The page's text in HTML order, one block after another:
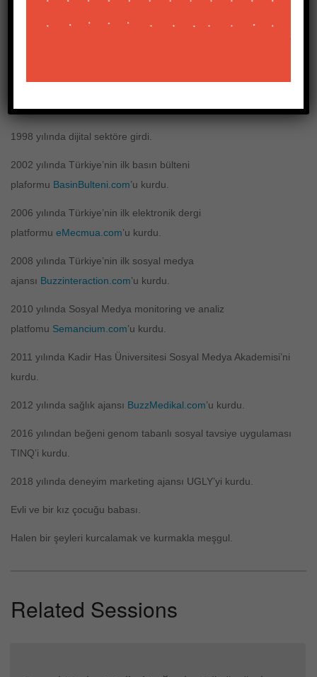
Peyzaj Mimarlığı mezunu.
8 yıl profesyonel müzisyenlik yaptı.
1998 yılında dijital sektöre girdi.
2002 yılında Türkiye’nin ilk basın bülteni
plaformu BasinBulteni.com’u kurdu.
2006 yılında Türkiye’nin ilk elektronik dergi
platformu eMecmua.com’u kurdu.
2008 yılında Türkiye’nin ilk sosyal medya
ajansı Buzzinteraction.com’u kurdu.
2010 yılında Sosyal Medya monitoring ve analiz
platfomu Semancium.com’u kurdu.
2011 yılında Kadir Has Üniversitesi Sosyal Medya Akademisi’ni
kurdu.
2012 yılında sağlık ajansı BuzzMedikal.com’u kurdu.
2016 yılından beğeni genom tabanlı sosyal tavsiye uygulaması
TINQ’i kurdu.
2018 yılında deneyim marketing ajansı UGLY’yi kurdu.
Evli ve bir kız çocuğu babası.
Halen bir şeyleri kurcalamak ve kurmakla meşgul.
Related Sessions